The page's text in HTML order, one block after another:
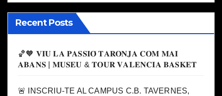
Recent Posts
🏀🧡 𝐕𝐈𝐔 𝐋𝐀 𝐏𝐀𝐒𝐒𝐈𝐎́ 𝐓𝐀𝐑𝐎𝐍𝐉𝐀 𝐂𝐎𝐌 𝐌𝐀𝐈
𝐀𝐁𝐀𝐍𝐒 | 𝐌𝐔𝐒𝐄𝐔 & 𝐓𝐎𝐔𝐑 𝐕𝐀𝐋𝐄𝐍𝐂𝐈𝐀 𝐁𝐀𝐒𝐊𝐄𝐓
🚨 INSCRIU-TE AL CAMPUS C.B. TAVERNES,